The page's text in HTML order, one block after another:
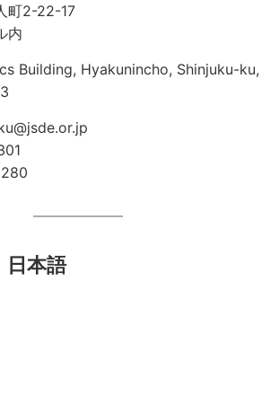
町2-22-17
内
Building, Hyakunincho, Shinjuku-ku,
本語